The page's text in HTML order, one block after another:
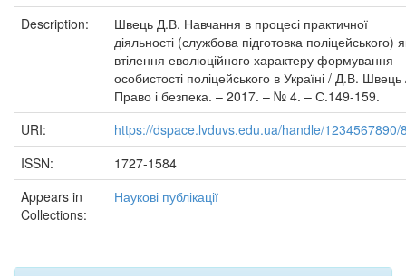
Description:
Швець Д.В. Навчання в процесі практичної
діяльності (службова підготовка поліцейського)
втілення еволюційного характеру формування
особистості поліцейського в Україні / Д.В. Швець
Право і безпека. – 2017. – № 4. – С.149-159.
URI:
https://dspace.lvduvs.edu.ua/handle/1234567890/
ISSN:
1727-1584
Appears in
Collections:
Наукові публікації